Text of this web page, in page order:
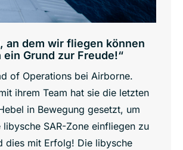
an dem wir fliegen können
Grund zur Freude!“
of Operations bei Airborne.
ihrem Team hat sie die letzten
in Bewegung gesetzt, um
SAR-Zone einfliegen zu
dies mit Erfolg! Die libysche